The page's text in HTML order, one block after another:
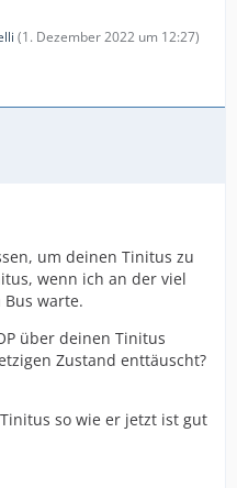
(1. Dezember 2022 um 12:27)
um deinen Tinitus zu
wenn ich an der viel
warte.
über deinen Tinitus
Zustand enttäuscht?
so wie er jetzt ist gut